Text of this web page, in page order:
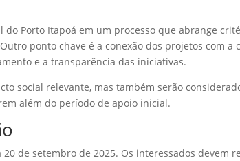
Porto Itapoá em um processo que abrange
ponto chave é a conexão dos projetos com a
e a transparência das iniciativas.
social relevante, mas também serão
além do período de apoio inicial.
de setembro de 2025. Os interessados devem